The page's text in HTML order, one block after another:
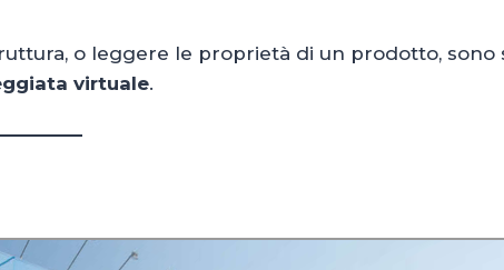
o leggere le proprietà di un prodotto, sono
virtuale.